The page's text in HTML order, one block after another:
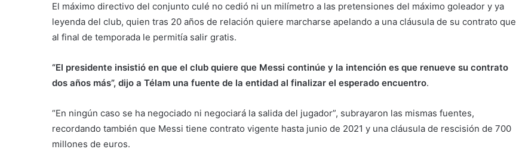
El máximo directivo del conjunto culé no cedió ni un milímetro a las pretensiones del máximo goleador y ya
leyenda del club, quien tras 20 años de relación quiere marcharse apelando a una cláusula de su contrato que
al final de temporada le permitía salir gratis.
“El presidente insistió en que el club quiere que Messi continúe y la intención es que renueve su contrato
dos años más”, dijo a Télam una fuente de la entidad al finalizar el esperado encuentro.
“En ningún caso se ha negociado ni negociará la salida del jugador”, subrayaron las mismas fuentes,
recordando también que Messi tiene contrato vigente hasta junio de 2021 y una cláusula de rescisión de 700
millones de euros.